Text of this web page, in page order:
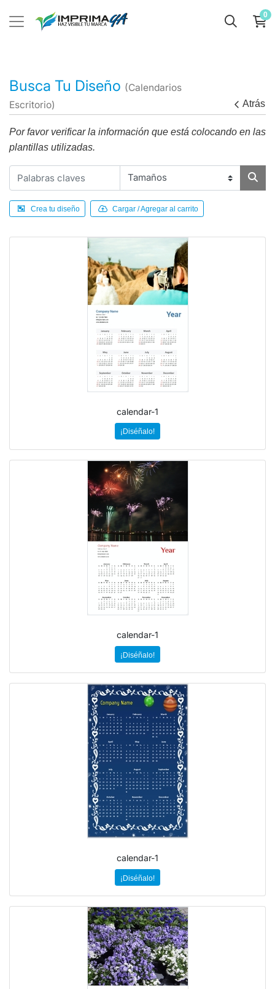
0
Busca Tu Diseño (Calendarios
Escritorio)
Atrás
Por favor verificar la información que está colocando en las
plantillas utilizadas.
Crea tu diseño Cargar / Agregar al carrito
calendar-1
¡Diséñalo!
calendar-1
¡Diséñalo!
calendar-1
¡Diséñalo!